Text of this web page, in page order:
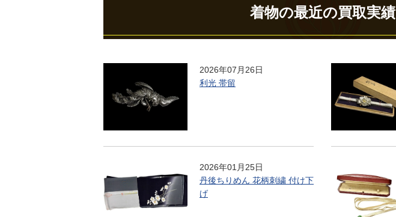
着物の最近の買取実績
2026年07月26日
利光 帯留
2026年01月25日
丹後ちりめん 花柄刺繍 付け下
げ